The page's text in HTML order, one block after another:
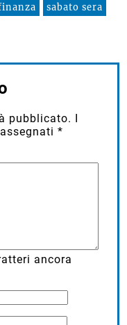
sabato sera
pubblicato. I
*
ancora